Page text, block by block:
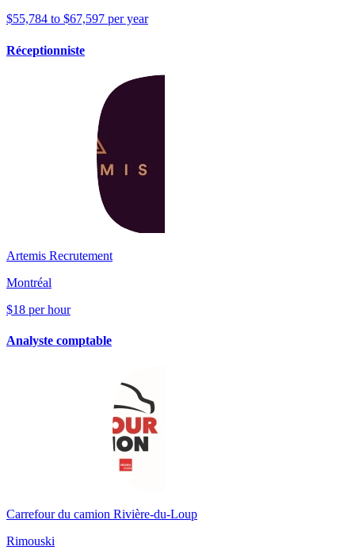
$55,784 to $67,597 per year
Réceptionniste
Artemis Recrutement
Montréal
$18 per hour
Analyste comptable
Carrefour du camion Rivière-du-Loup
Rimouski